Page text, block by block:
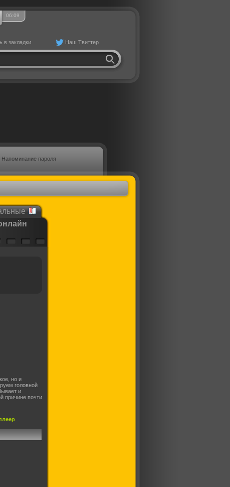
06 09
в закладки Наш Твиттер
Напоминание пароля
но и
головной
и
причине почти